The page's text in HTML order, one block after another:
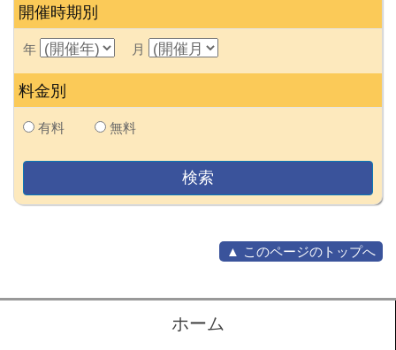
開催時期別
年 月
料金別
有料 無料
▲ このページのトップへ
ホーム